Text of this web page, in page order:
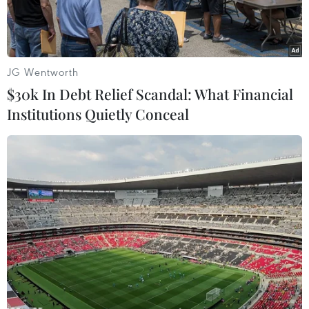
Chăm sóc bệnh nhân nặng đang điều trị. (Ảnh: Minh
Quyết/TTXVN)
Bản tin phòng chống dịch COVID-19 ngày 20/4
của Bộ Y tế cho biết có 2.461 ca mắc mới, tiếp
tục đà tăng của các ngày trước đó.
Tình hình dịch COVID-19 tại Việt Nam
JG Wentworth
$30k In Debt Relief Scandal: What Financial
Institutions Quietly Conceal